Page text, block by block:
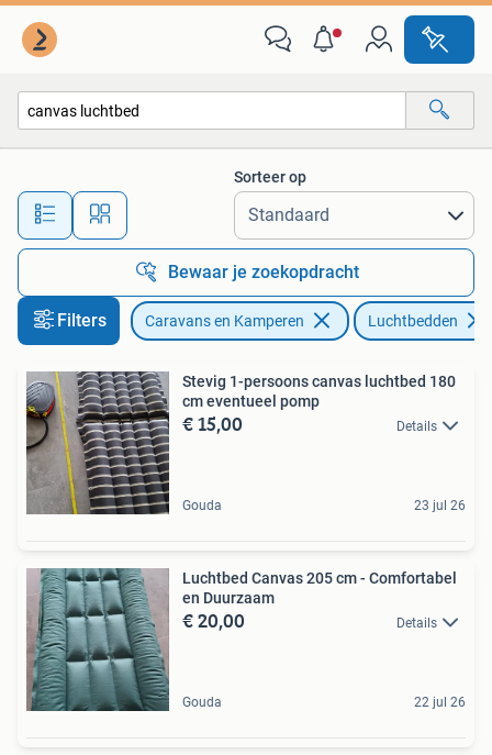
Alle afstanden…
Sorteer op
Bewaar je zoekopdracht
Filters Caravans en Kamperen Luchtbedden
Stevig 1-persoons canvas luchtbed 180
cm eventueel pomp
€ 15,00 Details
Gouda 23 jul 26
Luchtbed Canvas 205 cm - Comfortabel
en Duurzaam
€ 20,00 Details
Gouda 22 jul 26